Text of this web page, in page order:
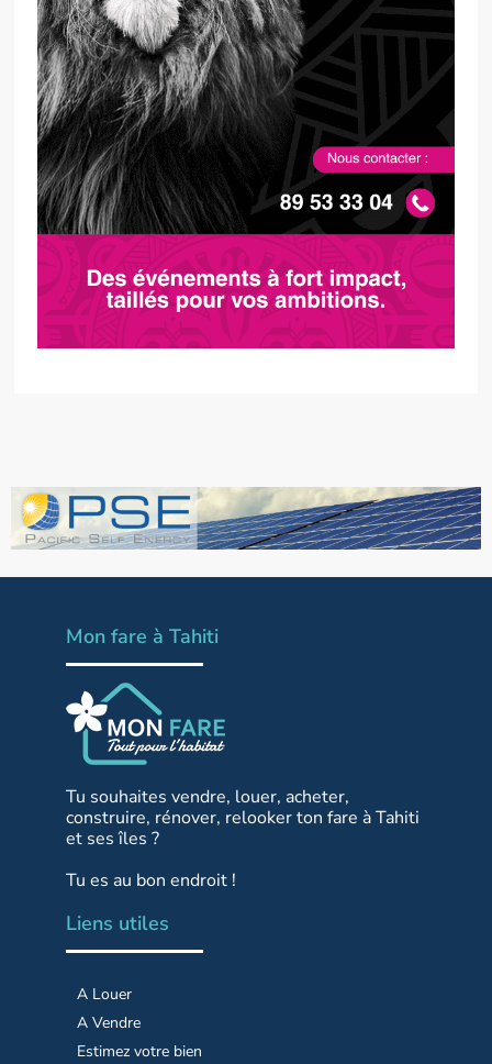
Mon fare à Tahiti
Tu souhaites vendre, louer, acheter,
construire, rénover, relooker ton fare à Tahiti
et ses îles ?
Tu es au bon endroit !
Liens utiles
A Louer
A Vendre
Estimez votre bien